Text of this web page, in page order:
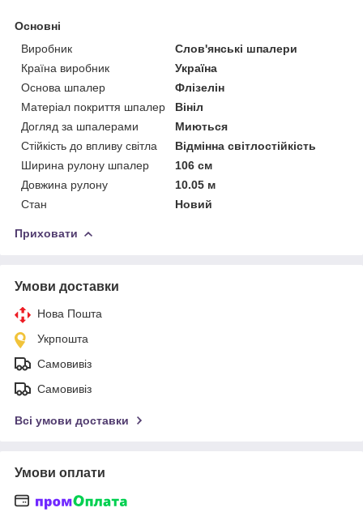
Основні
Виробник
Слов'янські шпалери
Країна виробник
Україна
Основа шпалер
Флізелін
Матеріал покриття шпалер
Вініл
Догляд за шпалерами
Миються
Стійкість до впливу світла
Відмінна світлостійкість
Ширина рулону шпалер
106 см
Довжина рулону
10.05 м
Стан
Новий
Приховати
Умови доставки
Нова Пошта
Укрпошта
Самовивіз
Самовивіз
Всі умови доставки
Умови оплати